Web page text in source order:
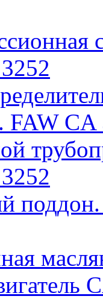
FAW CA